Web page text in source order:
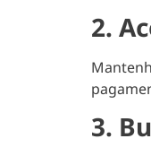
2.
3.